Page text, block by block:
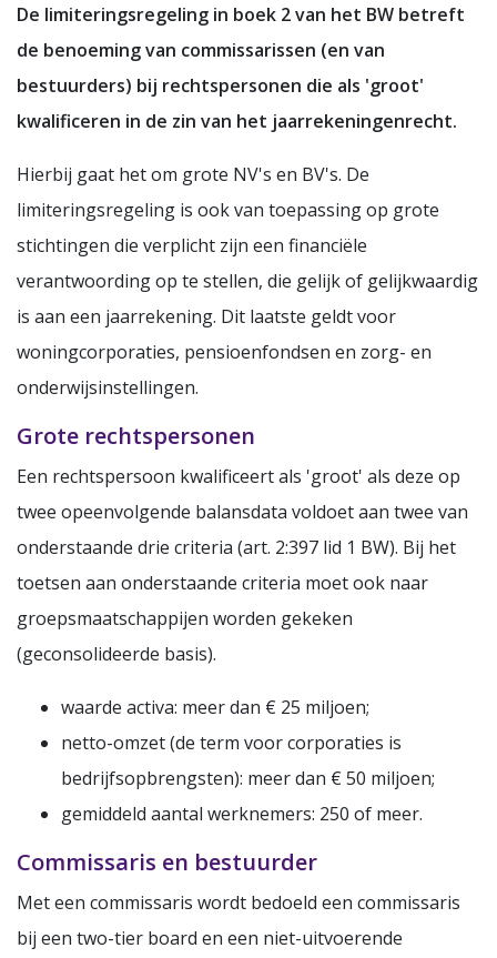
De limiteringsregeling in boek 2 van het BW betreft
de benoeming van commissarissen (en van
bestuurders) bij rechtspersonen die als 'groot'
kwalificeren in de zin van het jaarrekeningenrecht.
Hierbij gaat het om grote NV's en BV's. De
limiteringsregeling is ook van toepassing op grote
stichtingen die verplicht zijn een financiële
verantwoording op te stellen, die gelijk of gelijkwaardig
is aan een jaarrekening. Dit laatste geldt voor
woningcorporaties, pensioenfondsen en zorg- en
onderwijsinstellingen.
Grote rechtspersonen
Een rechtspersoon kwalificeert als 'groot' als deze op
twee opeenvolgende balansdata voldoet aan twee van
onderstaande drie criteria (art. 2:397 lid 1 BW). Bij het
toetsen aan onderstaande criteria moet ook naar
groepsmaatschappijen worden gekeken
(geconsolideerde basis).
waarde activa: meer dan € 25 miljoen;
netto-omzet (de term voor corporaties is
bedrijfsopbrengsten): meer dan € 50 miljoen;
gemiddeld aantal werknemers: 250 of meer.
Commissaris en bestuurder
Met een commissaris wordt bedoeld een commissaris
bij een two-tier board en een niet-uitvoerende